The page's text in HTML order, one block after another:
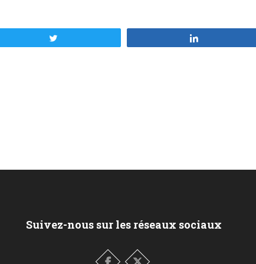
Suivez-nous sur les réseaux sociaux